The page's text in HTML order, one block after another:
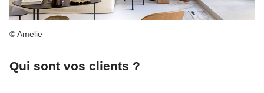
© Amelie
Qui sont vos clients ?